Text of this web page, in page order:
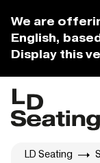
We are
English,
Display this
LD Seating